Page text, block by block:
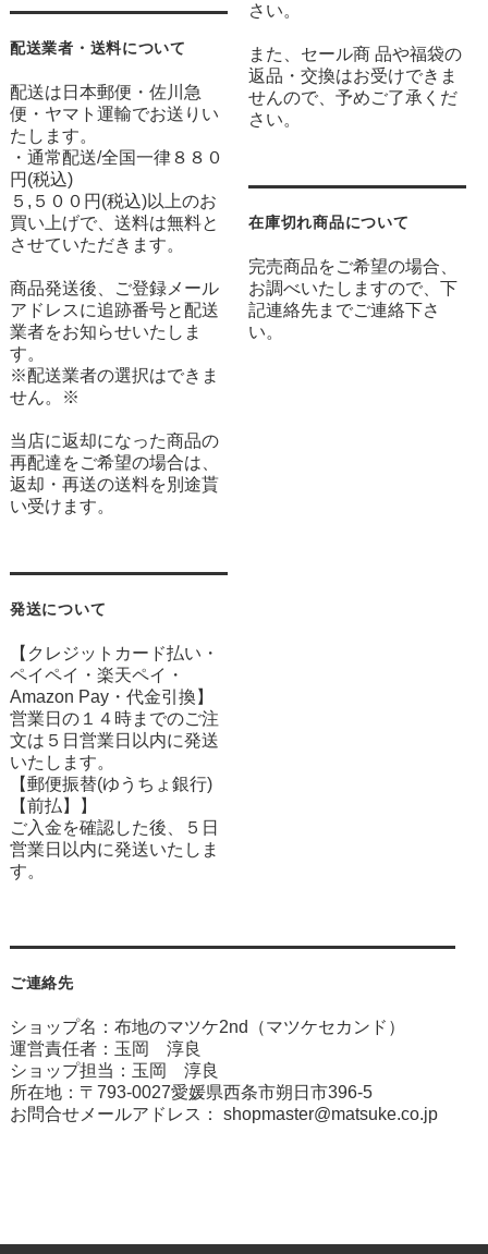
配送業者・送料について
配送は日本郵便・佐川急
便・ヤマト運輸でお送りい
たします。
・通常配送/全国一律８８０
円(税込)
５,５００円(税込)以上のお
買い上げで、送料は無料と
させていただきます。
商品発送後、ご登録メール
アドレスに追跡番号と配送
業者をお知らせいたしま
す。
※配送業者の選択はできま
せん。※
当店に返却になった商品の
再配達をご希望の場合は、
返却・再送の送料を別途貰
い受けます。
発送について
【クレジットカード払い・
ペイペイ・楽天ペイ・
Amazon Pay・ 代金引換】
営業日の１４時までのご注
文は５日営業日以内に発送
いたします。
【郵便振替(ゆうちょ銀行)
【前払】】
ご入金を確認した後、５日
営業日以内に発送いたしま
す。
さい。
また、セール商 品や福袋の
返品・交換はお受けできま
せんので、予めご了承くだ
さい。
在庫切れ商品について
完売商品をご希望の場合、
お調べいたしますので、下
記連絡先までご連絡下さ
い。
ご連絡先
ショップ名：布地のマツケ2nd（マツケセカンド）
運営責任者：玉岡 淳良
ショップ担当：玉岡 淳良
所在地：〒793-0027愛媛県西条市朔日市396-5
お問合せメールアドレス： shopmaster@matsuke.co.jp